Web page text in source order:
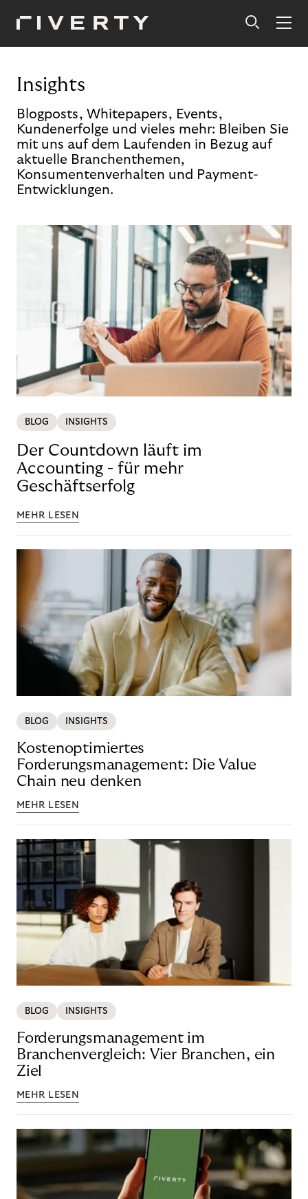
Insights
Blogposts, Whitepapers, Events,
Kundenerfolge und vieles mehr: Bleiben Sie
mit uns auf dem Laufenden in Bezug auf
aktuelle Branchenthemen,
Konsumentenverhalten und Payment-
Entwicklungen.
BLOG INSIGHTS
Der Countdown läuft im
Accounting - für mehr
Geschäftserfolg
MEHR LESEN
BLOG INSIGHTS
Kostenoptimiertes
Forderungsmanagement: Die Value
Chain neu denken
MEHR LESEN
BLOG INSIGHTS
Forderungsmanagement im
Branchenvergleich: Vier Branchen, ein
Ziel
MEHR LESEN